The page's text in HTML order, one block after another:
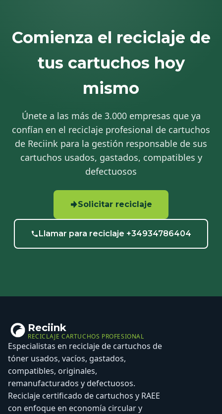
Comienza el reciclaje de
tus cartuchos hoy
mismo
Únete a las más de 3.000 empresas que ya
confían en el reciclaje profesional de cartuchos
de Reciink para la gestión responsable de sus
cartuchos usados, gastados, compatibles y
defectuosos
Solicitar reciclaje
Llamar para reciclaje +34934786404
Reciink
RECICLAJE CARTUCHOS PROFESIONAL
Especialistas en reciclaje de cartuchos de
tóner usados, vacíos, gastados,
compatibles, originales,
remanufacturados y defectuosos.
Reciclaje certificado de cartuchos y RAEE
con enfoque en economía circular y